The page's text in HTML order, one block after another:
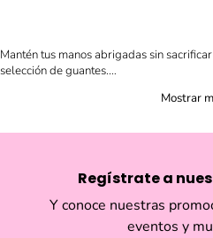
Mantén tus manos abrigadas sin
selección de guantes.
te ofrece el accesorio
celeste (incluso con brillos), así como en
Nuestros guantes combinan tejido suave
como moños, asegurando que el calor y
días fríos.Aplican términos y condiciones.
Regístrate a
Y conoce nuestras
eventos y